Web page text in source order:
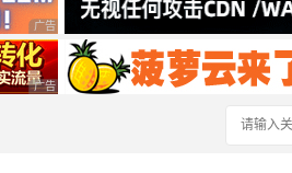
广告 商业广告，理性选择
广告 商业广告，理性选择